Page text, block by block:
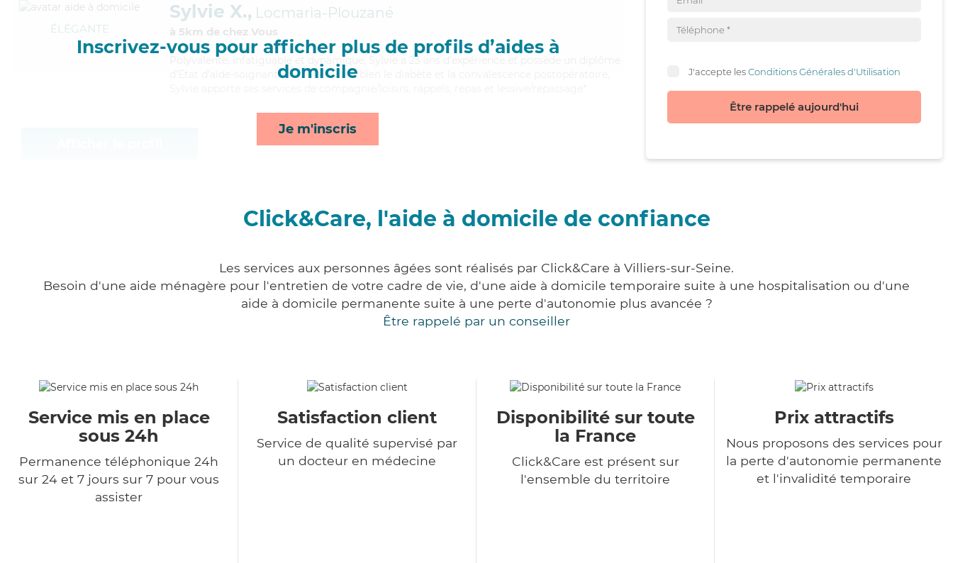
Inscrivez-vous pour afficher plus de profils d’aides à
domicile
Je m'inscris
ÉLÉGANTE
Sylvie X., Locmaria-Plouzané
à 5km de chez Vous
Polyvalente
, infatiguable et dynamique, Sylvie a 23 ans d'expérience et possède un diplôme
d'Etat d'aide-soignant (AS). Maitrisant bien le diabète et la convalescence postopératoire,
J'accepte lesConditions Générales d'Utilisation
Être rappelé aujourd'hui
Click&Care, l'aide à domicile de confiance
Les services aux personnes âgées sont réalisés par Click&Care à Villiers-sur-Seine.
Besoin d'une aide ménagère pour l'entretien de votre cadre de vie, d'une aide à domicile temporaire suite à une hospitalisation ou d'une
aide à domicile permanente suite à une perte d'autonomie plus avancée ?
Être rappelé par un conseiller
Service mis en place
sous 24h
Permanence téléphonique 24h
sur 24 et 7 jours sur 7 pour vous
assister
Satisfaction client
Service de qualité supervisé par
un docteur en médecine
Disponibilité sur toute
la France
Click&Care est présent sur
l'ensemble du territoire
Prix attractifs
Nous proposons des services pour
la perte d'autonomie permanente
et l'invalidité temporaire